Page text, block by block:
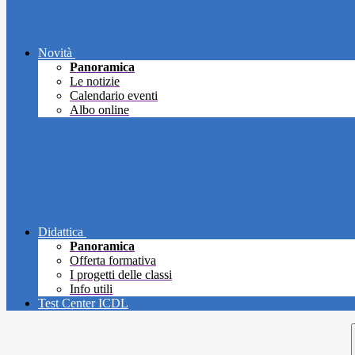
Novità
Panoramica
Le notizie
Calendario eventi
Albo online
Didattica
Panoramica
Offerta formativa
I progetti delle classi
Info utili
Test Center ICDL